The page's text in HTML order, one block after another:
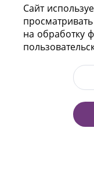
Пр-т
г. Минск,
Тел.: (+375
Сайт
на обработку